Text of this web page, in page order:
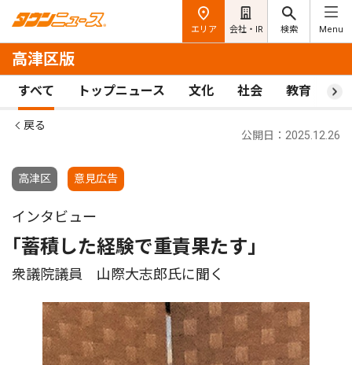
エリア 会社・IR 検索 Menu
高津区版
すべて トップニュース 文化 社会 教育 ス
戻る
高津区 意見広告
公開日：2025.12.26
インタビュー
｢蓄積した経験で重責果たす｣
衆議院議員 山際大志郎氏に聞く